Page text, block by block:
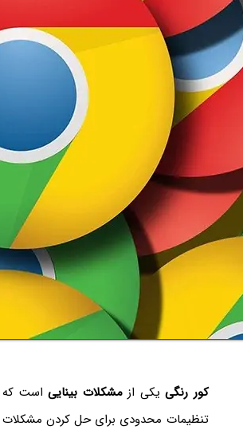
کور رنگییکی ازمشکلات بیناییاست که
تنظیمات محدودی برای حل کردن مشکلات